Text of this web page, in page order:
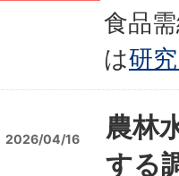
食品
は研
2026/04/16
農林
する